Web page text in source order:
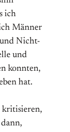
ich
Männer
Nicht-
und
konnten,
hat.
kritisieren,